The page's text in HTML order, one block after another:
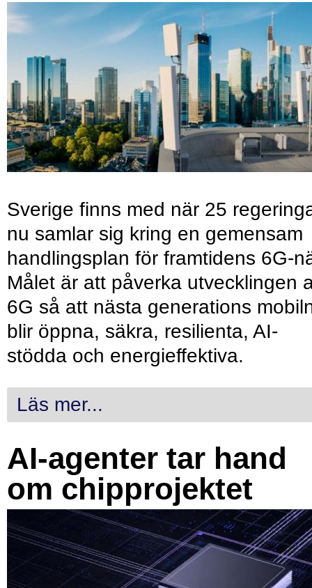
Sverige finns med när 25
nu samlar sig kring en gemensam
handlingsplan för framtidens 6G-
Målet är att påverka utvecklingen
6G så att nästa generations
blir öppna, säkra, resilienta, AI-
stödda och energieffektiva.
Läs mer...
AI-agenter tar hand
om chipprojektet